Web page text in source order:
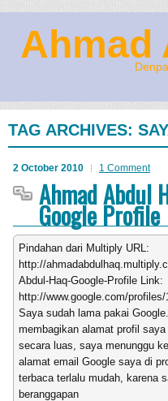
Ahmad
TAG ARCHIVES:
2 October 2010 1 Comment
Ahmad Abdul
Google Profile
Pindahan dari Multiply URL:
http://
Abdul-Haq-Google-Profile Link:
http://www.google.com/profiles/
Saya sudah lama pakai
membagikan alamat profil
secara luas, saya menunggu
alamat email Google saya di
terbaca terlalu mudah, karena
beranggapan